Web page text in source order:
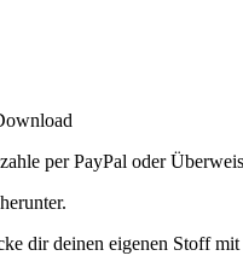
per PayPal oder
dir deinen eigenen Stoff